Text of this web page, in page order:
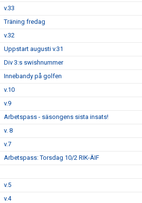
v.33
Träning fredag
v.32
Uppstart augusti v.31
Div 3:s swishnummer
Innebandy på golfen
v.10
v.9
Arbetspass - säsongens sista insats!
v. 8
v.7
Arbetspass: Torsdag 10/2 RIK-ÄIF
v.5
v.4